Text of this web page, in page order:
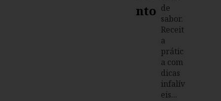
Nto de
sabor.
Receit
a
prátic
a com
dicas
infalív
eis...